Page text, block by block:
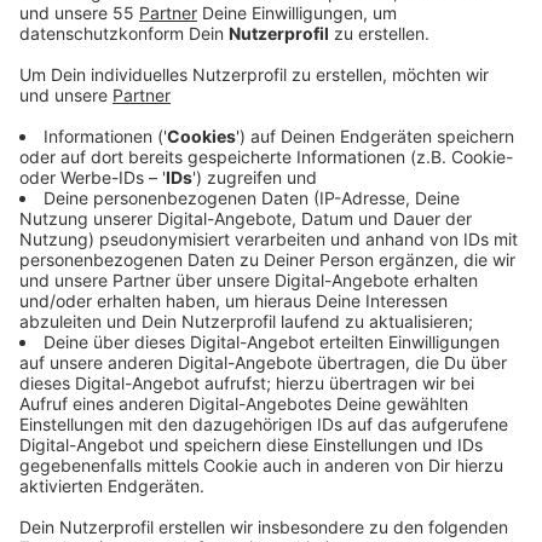
Anzeige
Im ersten Halbjahr 2024 lag er bei 5,1 Prozent und
damit minimal höher als im Vorjahreszeitraum -
allerdings auch unter dem landesweiten Durchschnitt
von fast sechs Prozent. Die Beschäftigten in der
Region waren demnach durchschnittlich im
zurückliegenden Halbjahr mehr als neun Tage
krankgeschrieben. Die meisten Ausfalltage gab es
aufgrund psychischer Erkrankungen gefolgt von
Atemwegserkrankungen. Der hohe Krankenstand ist
alarmierend und sollte auch ein Weckruf für die
Arbeitgeber sein, heißt es von der
Krankenversicherung. Wer die Gesundheit seiner
Beschäftigten schützt, stärke auch die
Leistungsfähigkeit und den wirtschaftlichen Erfolg
seines Unternehmens. Eine Antwort auf die Fehlzeiten